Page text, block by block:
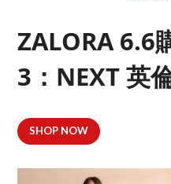
ZALORA 6.6
3：NEXT 英
SHOP NOW